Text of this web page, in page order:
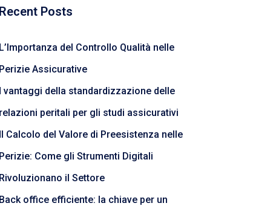
Recent Posts
L’Importanza del Controllo Qualità nelle
Perizie Assicurative
I vantaggi della standardizzazione delle
relazioni peritali per gli studi assicurativi
Il Calcolo del Valore di Preesistenza nelle
Perizie: Come gli Strumenti Digitali
Rivoluzionano il Settore
Back office efficiente: la chiave per un